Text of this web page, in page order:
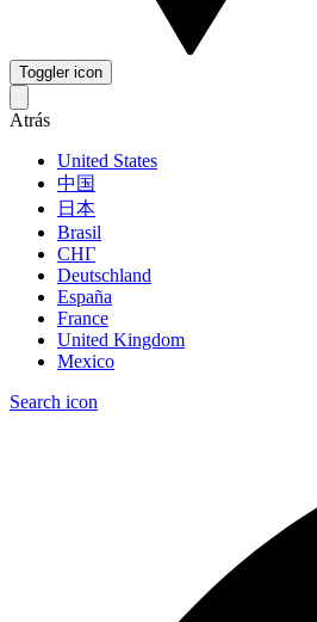
Toggler icon
Atrás
United States
中国
日本
Brasil
СНГ
Deutschland
España
France
United Kingdom
Mexico
Search icon